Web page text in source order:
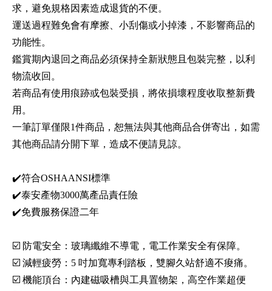
求，避免規格因素造成退貨的不便。
運送過程難免會有摩擦、小刮傷或小掉漆，不影響商品的
功能性。
鑑賞期內退回之商品必須保持全新狀態且包裝完整，以利
物流收回。
若商品有使用痕跡或包裝受損，將依損壞程度收取整新費
用。
一筆訂單僅限1件商品，恕無法與其他商品合併寄出，如需
其他商品請分開下單，造成不便請見諒。
✔️符合OSHAANSI標準
✔️泰安產物3000萬產品責任險
✔️免費服務保證二年
☑️ 防電安全：玻璃纖維不導電，電工作業安全有保障。
☑️ 減輕疲勞：5 吋加寬專利踏板，雙腳久站舒適不痠痛。
☑️ 機能頂台：內建磁吸槽與工具置物架，高空作業超便